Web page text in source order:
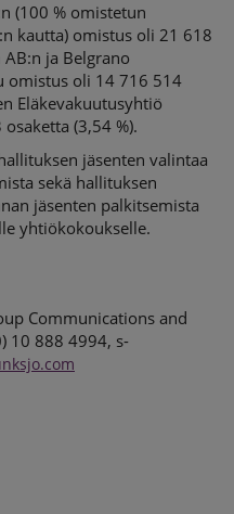
(100 % omistetun
kautta) omistus oli 21 618
ja Belgrano
omistus oli 14 716 514
Eläkevakuutusyhtiö
(3,54 %).
jäsenten valintaa
sekä hallituksen
jäsenten palkitsemista
yhtiökokoukselle.
Communications and
10 888 4994, s-